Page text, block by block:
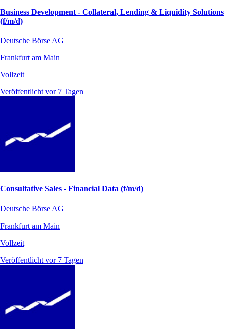
Business Development - Collateral, Lending & Liquidity Solutions
(f/m/d)
Deutsche Börse AG
Frankfurt am Main
Vollzeit
Veröffentlicht vor 7 Tagen
Consultative Sales - Financial Data (f/m/d)
Deutsche Börse AG
Frankfurt am Main
Vollzeit
Veröffentlicht vor 7 Tagen